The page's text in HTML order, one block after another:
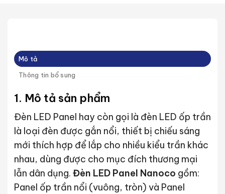
Mô tả
Thông tin bổ sung
1. Mô tả sản phẩm
Đèn LED Panel hay còn gọi là đèn LED ốp trần
là loại đèn được gắn nổi, thiết bị chiếu sáng
mới thích hợp để lắp cho nhiều kiểu trần khác
nhau, dùng được cho mục đích thương mại
lẫn dân dụng. Đèn LED Panel Nanoco gồm:
Panel ốp trần nổi (vuông, tròn) và Panel